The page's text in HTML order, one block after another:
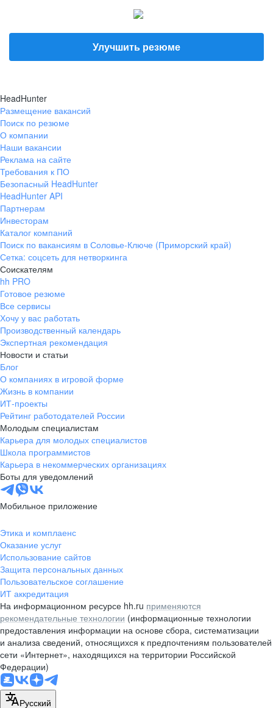
Улучшить резюме
HeadHunter
Размещение вакансий
Поиск по резюме
О компании
Наши вакансии
Реклама на сайте
Требования к ПО
Безопасный HeadHunter
HeadHunter API
Партнерам
Инвесторам
Каталог компаний
Поиск по вакансиям в Соловье-Ключе (Приморский край)
Сетка: соцсеть для нетворкинга
Соискателям
hh PRO
Готовое резюме
Все сервисы
Хочу у вас работать
Производственный календарь
Экспертная рекомендация
Новости и статьи
Блог
О компаниях в игровой форме
Жизнь в компании
ИТ-проекты
Рейтинг работодателей России
Молодым специалистам
Карьера для молодых специалистов
Школа программистов
Карьера в некоммерческих организациях
Боты для уведомлений
Мобильное приложение
Этика и комплаенс
Оказание услуг
Использование сайтов
Защита персональных данных
Пользовательское соглашение
ИТ аккредитация
На информационном ресурсе hh.ru применяются
рекомендательные технологии (информационные технологии
предоставления информации на основе сбора, систематизации
и анализа сведений, относящихся к предпочтениям пользователей
сети «Интернет», находящихся на территории Российской
Федерации)
Русский